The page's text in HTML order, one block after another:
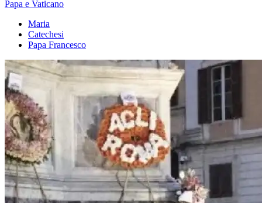
Papa e Vaticano
Maria
Catechesi
Papa Francesco